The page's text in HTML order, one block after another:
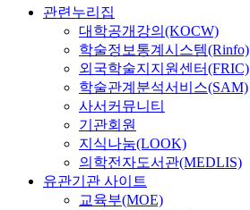
관련누리집
대학공개강의(KOCW)
학술정보통계시스템(Rinfo)
외국학술지지원센터(FRIC)
학술관계분석서비스(SAM)
사서커뮤니티
기관회원
지식나눔(LOOK)
의학전자도서관(MEDLIS)
유관기관 사이트
교육부(MOE)